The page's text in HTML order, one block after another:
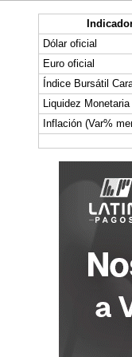
Dólar oficial
Euro oficial
Índice Bursátil
Liquidez
Inflación (Var%